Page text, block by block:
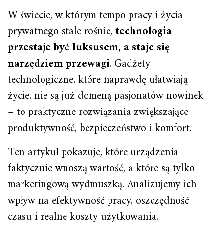
W świecie, w którym tempo pracy i życia
prywatnego stale rośnie,technologia
przestaje być luksusem, a staje się
narzędziem przewagi. Gadżety
technologiczne, które naprawdę ułatwiają
życie, nie są już domeną pasjonatów nowinek
– to praktyczne rozwiązania zwiększające
produktywność, bezpieczeństwo i komfort.
Ten artykuł pokazuje, które urządzenia
faktycznie wnoszą wartość, a które są tylko
marketingową wydmuszką. Analizujemy ich
wpływ na efektywność pracy, oszczędność
czasu i realne koszty użytkowania.